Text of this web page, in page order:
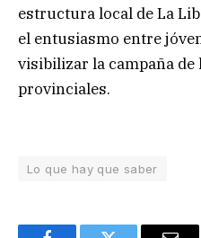
estructura local de La
el entusiasmo entre
visibilizar la campaña de
provinciales.
Lo que hay que saber